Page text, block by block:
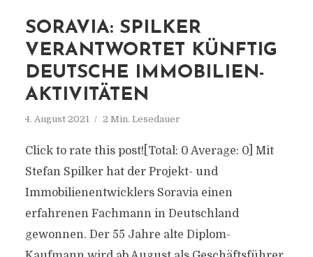
SORAVIA: SPILKER
VERANTWORTET KÜNFTIG
DEUTSCHE IMMOBILIEN-
AKTIVITÄTEN
4. August 2021 2 Min. Lesedauer
Click to rate this post![Total: 0 Average: 0] Mit
Stefan Spilker hat der Projekt- und
Immobilienentwicklers Soravia einen
erfahrenen Fachmann in Deutschland
gewonnen. Der 55 Jahre alte Diplom-